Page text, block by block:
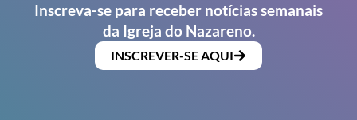
Inscreva-se para receber notícias semanais
da Igreja do Nazareno.
INSCREVER-SE AQUI